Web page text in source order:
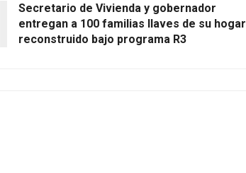
Secretario de Vivienda y gobernador
entregan a 100 familias llaves de su hogar
reconstruido bajo programa R3